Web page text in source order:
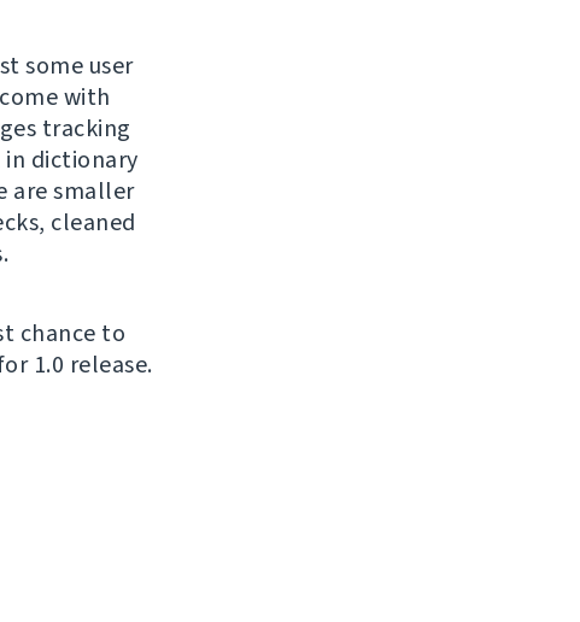
some user
with
tracking
dictionary
are smaller
cleaned
chance to
1.0 release.